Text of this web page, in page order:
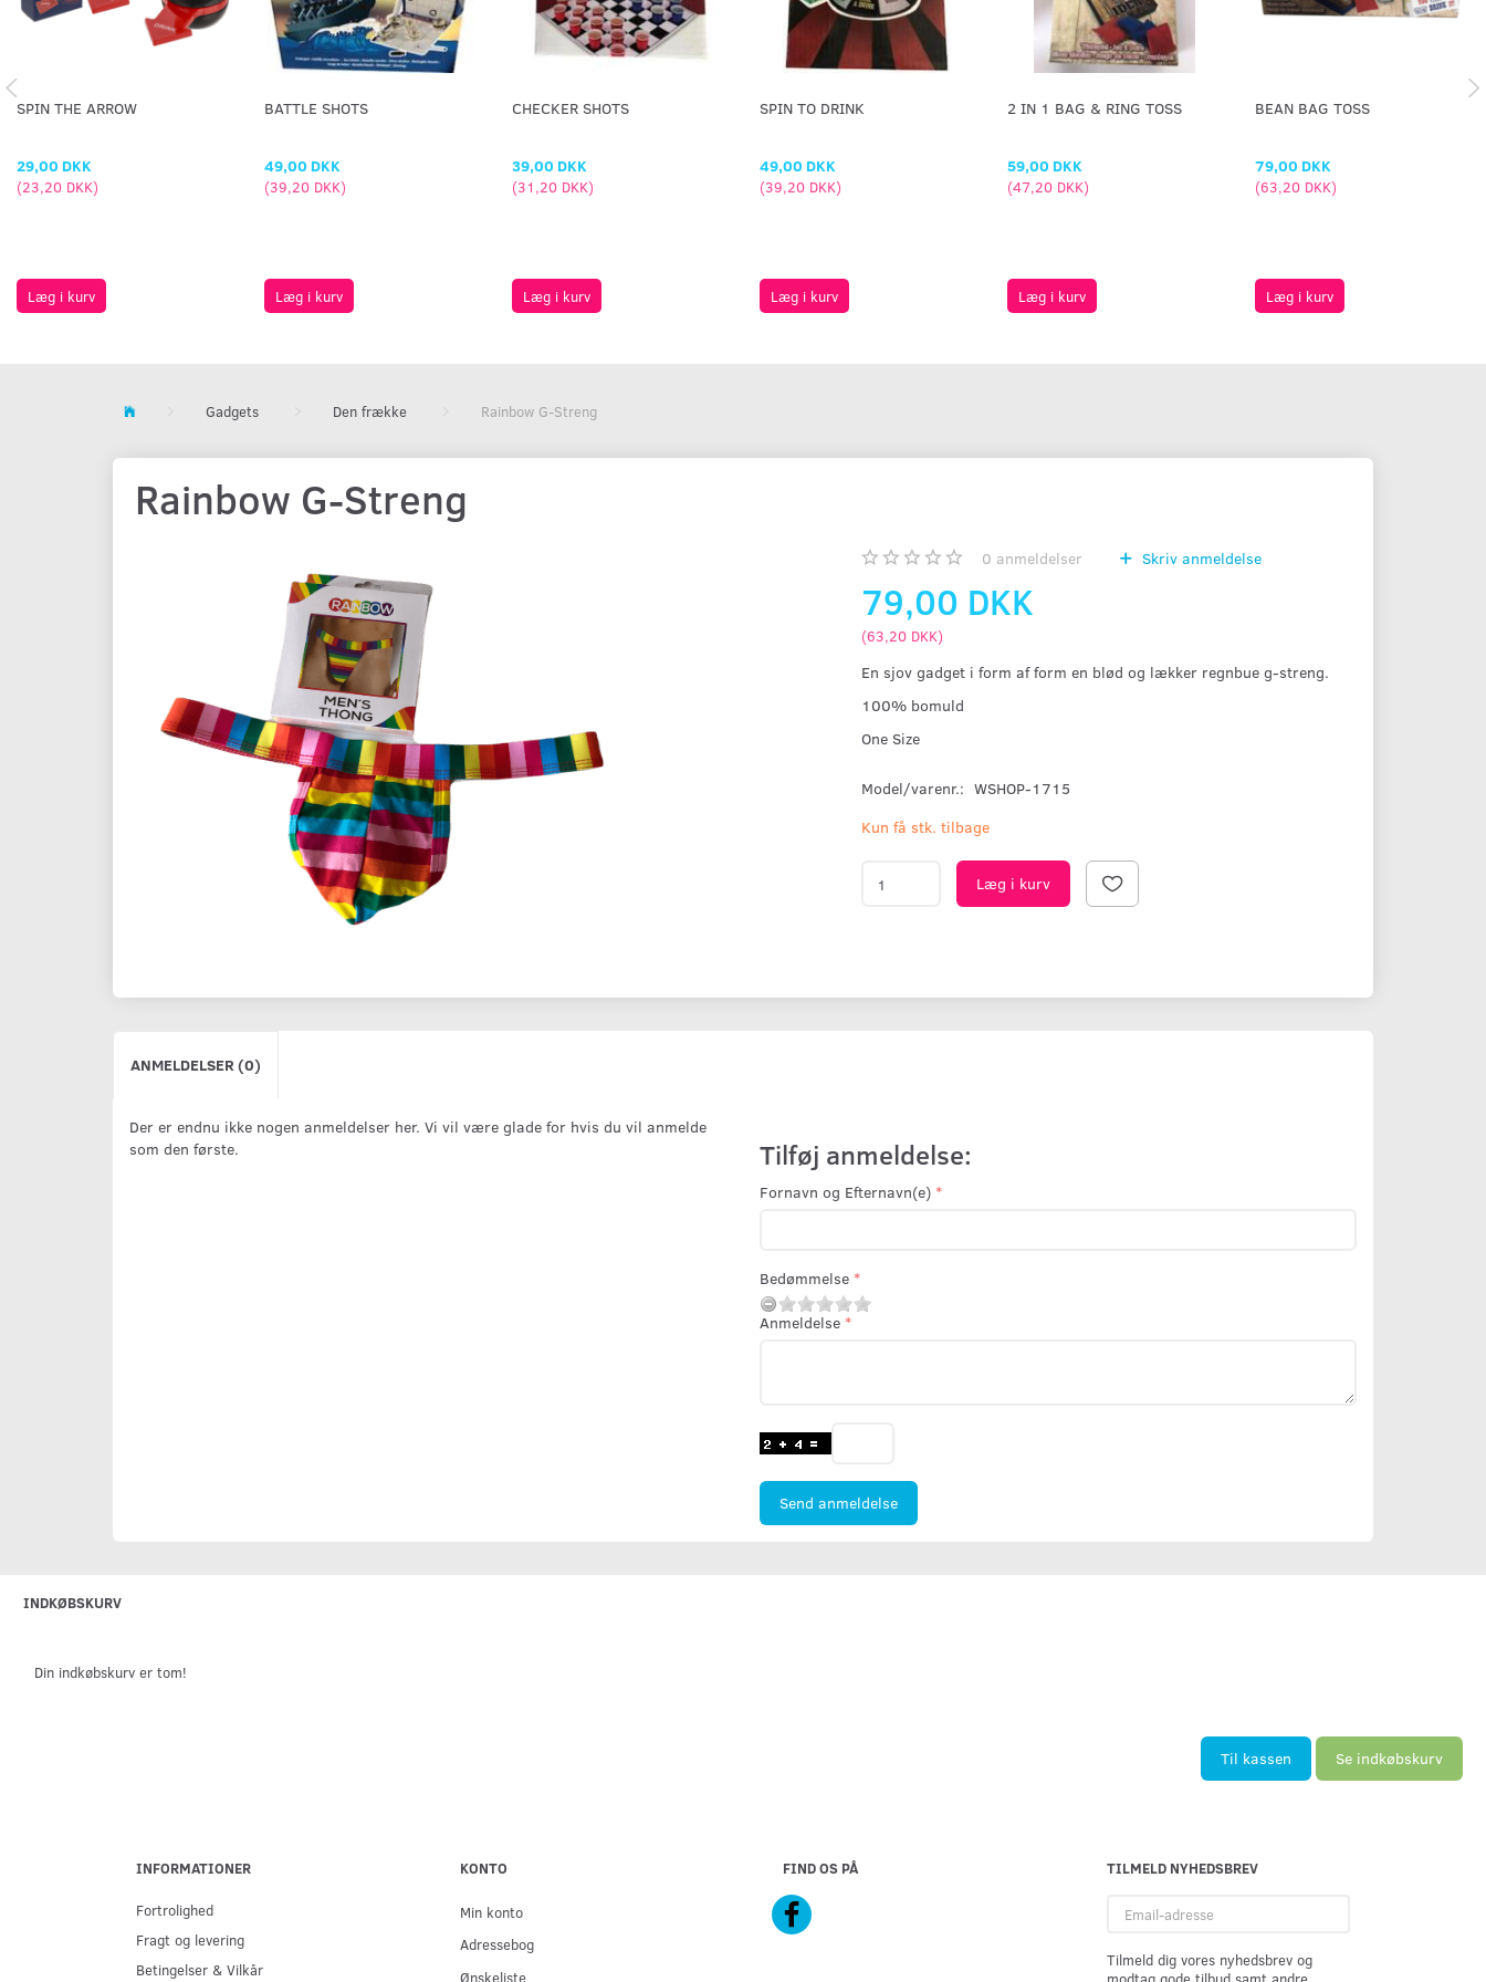
SPIN THE ARROW
29,00 DKK
(23,20 DKK)
Læg i kurv
BATTLE SHOTS
49,00 DKK
(39,20 DKK)
Læg i kurv
CHECKER SHOTS
39,00 DKK
(31,20 DKK)
Læg i kurv
SPIN TO DRINK
49,00 DKK
(39,20 DKK)
Læg i kurv
2 IN 1 BAG & RING TOSS
59,00 DKK
(47,20 DKK)
Læg i kurv
BEAN BAG TOSS
79,00 DKK
(63,20 DKK)
Læg i kurv
Gadgets Den frække Rainbow G-Streng
Rainbow G-Streng
0 anmeldelser Skriv anmeldelse
79,00 DKK
(63,20 DKK)
En sjov gadget i form af form en blød og lækker regnbue g-streng.
100% bomuld
One Size
Model/varenr.: WSHOP-1715
Kun få stk. tilbage
Læg i kurv
ANMELDELSER (0)
Der er endnu ikke nogen anmeldelser her. Vi vil være glade for hvis du vil anmelde
som den første.
Tilføj anmeldelse:
Fornavn og Efternavn(e)
Bedømmelse
Anmeldelse
Send anmeldelse
INDKØBSKURV
Din indkøbskurv er tom!
Til kassen Se indkøbskurv
INFORMATIONER
Fortrolighed
Fragt og levering
Betingelser & Vilkår
KONTO
Min konto
Adressebog
Ønskeliste
FIND OS PÅ
TILMELD NYHEDSBREV
adresse
Tilmeld dig vores nyhedsbrev og
modtag gode tilbud samt andre